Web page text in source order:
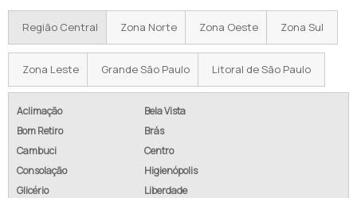
Região Central Zona Norte Zona Oeste Zona Sul
Zona Leste Grande São Paulo Litoral de São Paulo
Aclimação
Bela Vista
Bom Retiro
Brás
Cambuci
Centro
Consolação
Higienópolis
Glicério
Liberdade